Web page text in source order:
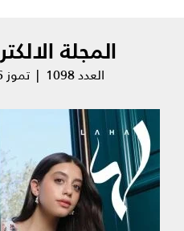
المجلة
العدد 1098 | تموز 2026